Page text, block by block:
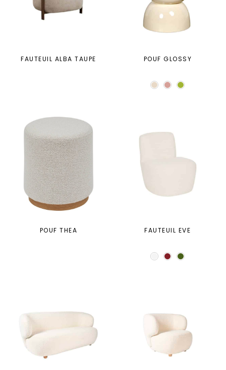
FAUTEUIL ALBA TAUPE POUF GLOSSY
POUF THEA FAUTEUIL EVE